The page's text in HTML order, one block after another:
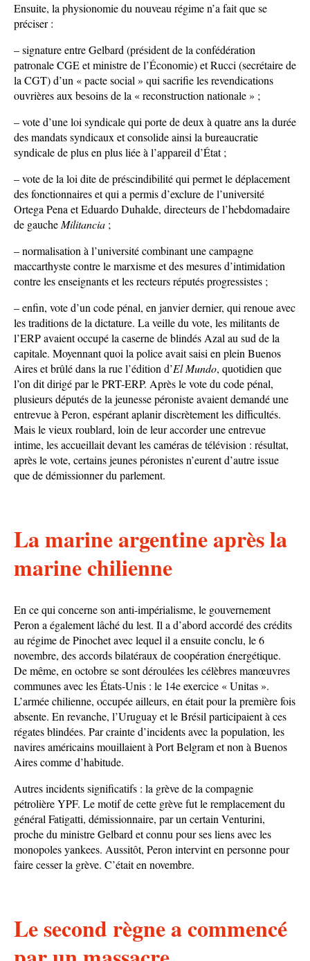
Ensuite, la physionomie du nouveau régime n’a fait que se
préciser :
– signature entre Gelbard (président de la confédération
patronale CGE et ministre de l’Économie) et Rucci (secrétaire de
la CGT) d’un « pacte social » qui sacrifie les revendications
ouvrières aux besoins de la « reconstruction nationale » ;
– vote d’une loi syndicale qui porte de deux à quatre ans la durée
des mandats syndicaux et consolide ainsi la bureaucratie
syndicale de plus en plus liée à l’appareil d’État ;
– vote de la loi dite de préscindibilité qui permet le déplacement
des fonctionnaires et qui a permis d’exclure de l’université
Ortega Pena et Eduardo Duhalde, directeurs de l’hebdomadaire
de gauche Militancia ;
– normalisation à l’université combinant une campagne
maccarthyste contre le marxisme et des mesures d’intimidation
contre les enseignants et les recteurs réputés progressistes ;
– enfin, vote d’un code pénal, en janvier dernier, qui renoue avec
les traditions de la dictature. La veille du vote, les militants de
l’ERP avaient occupé la caserne de blindés Azal au sud de la
capitale. Moyennant quoi la police avait saisi en plein Buenos
Aires et brûlé dans la rue l’édition d’El Mundo, quotidien que
l’on dit dirigé par le PRT-ERP. Après le vote du code pénal,
plusieurs députés de la jeunesse péroniste avaient demandé une
entrevue à Peron, espérant aplanir discrètement les difficultés.
Mais le vieux roublard, loin de leur accorder une entrevue
intime, les accueillait devant les caméras de télévision : résultat,
après le vote, certains jeunes péronistes n’eurent d’autre issue
que de démissionner du parlement.
La marine argentine après la
marine chilienne
En ce qui concerne son anti-impérialisme, le gouvernement
Peron a également lâché du lest. Il a d’abord accordé des crédits
au régime de Pinochet avec lequel il a ensuite conclu, le 6
novembre, des accords bilatéraux de coopération énergétique.
De même, en octobre se sont déroulées les célèbres manœuvres
communes avec les États-Unis : le 14e exercice « Unitas ».
L’armée chilienne, occupée ailleurs, en était pour la première fois
absente. En revanche, l’Uruguay et le Brésil participaient à ces
régates blindées. Par crainte d’incidents avec la population, les
navires américains mouillaient à Port Belgram et non à Buenos
Aires comme d’habitude.
Autres incidents significatifs : la grève de la compagnie
pétrolière YPF. Le motif de cette grève fut le remplacement du
général Fatigatti, démissionnaire, par un certain Venturini,
proche du ministre Gelbard et connu pour ses liens avec les
monopoles yankees. Aussitôt, Peron intervint en personne pour
faire cesser la grève. C’était en novembre.
Le second règne a commencé